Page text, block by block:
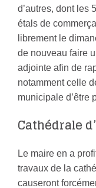
d’autres, dont les
étals de
librement le
de nouveau faire
adjointe afin de
notamment celle
municipale d’être
Cathédrale
Le maire en a
travaux de la
causeront